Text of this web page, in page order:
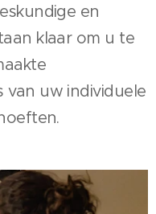
en
klaar om u te
van uw individuele